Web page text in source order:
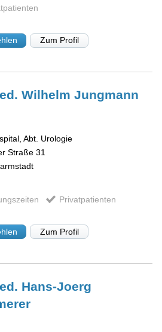
Zum Profil
WilhelmJungmann
Abt. Urologie
Straße 31
Privatpatienten
Zum Profil
Hans-Joerg